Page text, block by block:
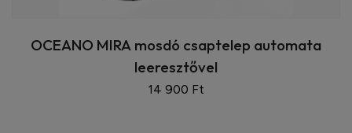
OCEANO MIRA mosdó csaptelep automata
leeresztővel
14 900 Ft